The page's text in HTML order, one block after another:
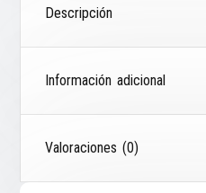
Descripción
Información adicional
Valoraciones (0)